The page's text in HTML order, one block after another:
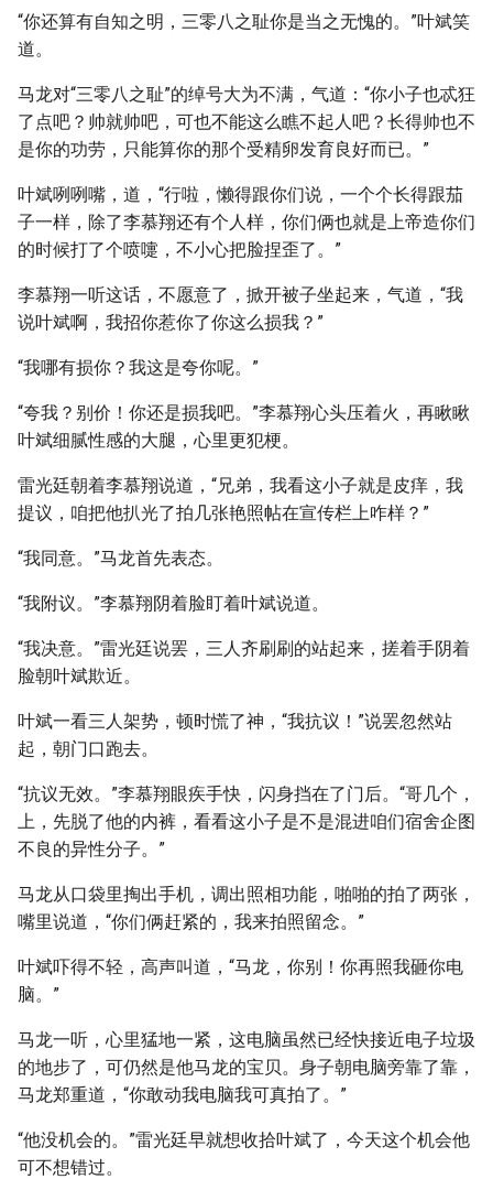
“你还算有自知之明，三零八之耻你是当之无愧的。”叶斌笑
道。
马龙对“三零八之耻”的绰号大为不满，气道：“你小子也忒狂
了点吧？帅就帅吧，可也不能这么瞧不起人吧？长得帅也不
是你的功劳，只能算你的那个受精卵发育良好而已。”
叶斌咧咧嘴，道，“行啦，懒得跟你们说，一个个长得跟茄
子一样，除了李慕翔还有个人样，你们俩也就是上帝造你们
的时候打了个喷嚏，不小心把脸捏歪了。”
李慕翔一听这话，不愿意了，掀开被子坐起来，气道，“我
说叶斌啊，我招你惹你了你这么损我？”
“我哪有损你？我这是夸你呢。”
“夸我？别价！你还是损我吧。”李慕翔心头压着火，再瞅瞅
叶斌细腻性感的大腿，心里更犯梗。
雷光廷朝着李慕翔说道，“兄弟，我看这小子就是皮痒，我
提议，咱把他扒光了拍几张艳照帖在宣传栏上咋样？”
“我同意。”马龙首先表态。
“我附议。”李慕翔阴着脸盯着叶斌说道。
“我决意。”雷光廷说罢，三人齐刷刷的站起来，搓着手阴着
脸朝叶斌欺近。
叶斌一看三人架势，顿时慌了神，“我抗议！”说罢忽然站
起，朝门口跑去。
“抗议无效。”李慕翔眼疾手快，闪身挡在了门后。“哥几个，
上，先脱了他的内裤，看看这小子是不是混进咱们宿舍企图
不良的异性分子。”
马龙从口袋里掏出手机，调出照相功能，啪啪的拍了两张，
嘴里说道，“你们俩赶紧的，我来拍照留念。”
叶斌吓得不轻，高声叫道，“马龙，你别！你再照我砸你电
脑。”
马龙一听，心里猛地一紧，这电脑虽然已经快接近电子垃圾
的地步了，可仍然是他马龙的宝贝。身子朝电脑旁靠了靠，
马龙郑重道，“你敢动我电脑我可真拍了。”
“他没机会的。”雷光廷早就想收拾叶斌了，今天这个机会他
可不想错过。